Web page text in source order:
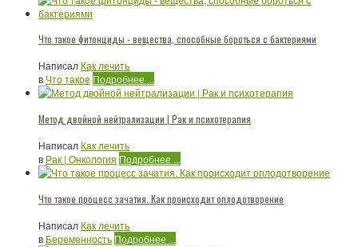
Что такое фитонциды - вещества, способные бороться с бактериями
Написал Как лечить
в Что такое Подробнее ...
Метод двойной нейтрализации | Рак и психотерапия
Написал Как лечить
в Рак | Онкология Подробнее ...
Что такое процесс зачатия. Как происходит оплодотворение
Написал Как лечить
в Беременность Подробнее ...